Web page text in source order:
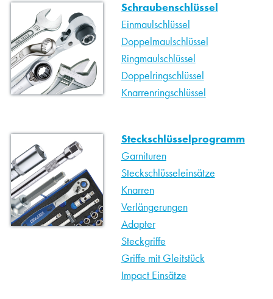
Schraubenschlüssel
Einmaulschlüssel
Doppelmaulschlüssel
Ringmaulschlüssel
Doppelringschlüssel
Knarrenringschlüssel
Steckschlüsselprogramm
Garnituren
Steckschlüsseleinsätze
Knarren
Verlängerungen
Adapter
Steckgriffe
Griffe mit Gleitstück
Impact Einsätze